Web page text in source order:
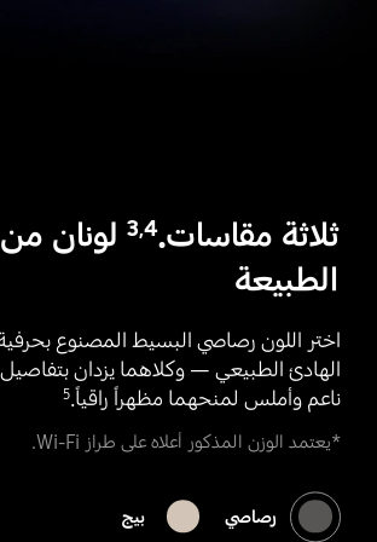
ثلاثة مقاسات.‎ 3,4
لونان
الطبيعة
اختر اللون رصاصي البسيط المصنوع
الهادئ الطبيعي — وكلاهما يزدان
ناعم وأملس لمنحهما مظهراً راقياً.5
*يعتمد الوزن المذكور أعلاه على طراز Wi-Fi.
رصاصي بيج